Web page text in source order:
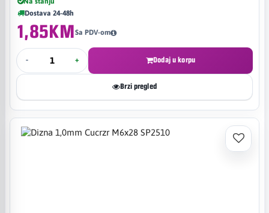
Dostava 24-48h
1,85KMSa PDV-om
- + Dodaj u korpu
Brzi pregled